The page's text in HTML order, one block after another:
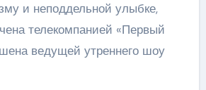
и неподдельной улыбке,
телекомпанией «Первый
ведущей утреннего шоу